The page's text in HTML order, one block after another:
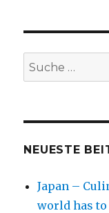
Suche
nach:
NEUESTE
Japan –
world has